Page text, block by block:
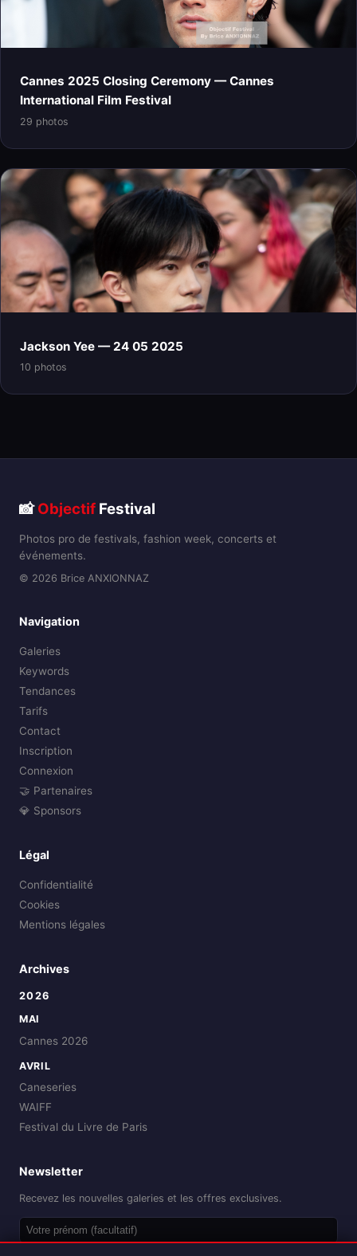
Cannes 2025 Closing Ceremony — Cannes
International Film Festival
29 photos
Jackson Yee — 24 05 2025
10 photos
📸Objectif Festival
Photos pro de festivals, fashion week, concerts et
événements.
© 2026 Brice ANXIONNAZ
Navigation
Galeries
Keywords
Tendances
Tarifs
Contact
Inscription
Connexion
🤝 Partenaires
💎 Sponsors
Légal
Confidentialité
Cookies
Mentions légales
Archives
2026
MAI
Cannes 2026
AVRIL
Caneseries
WAIFF
Festival du Livre de Paris
Newsletter
Recevez les nouvelles galeries et les offres exclusives.